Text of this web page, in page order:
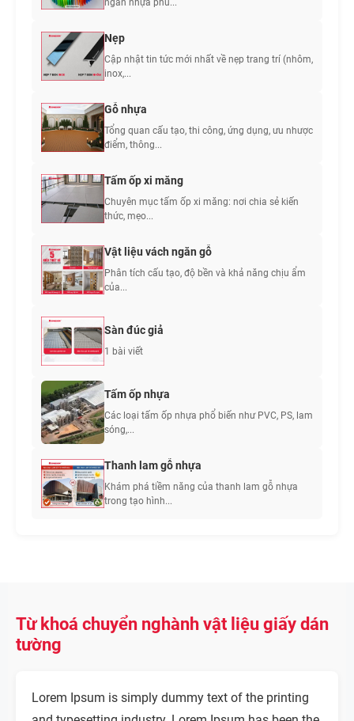
ngăn nhựa phù...
Nẹp
Cập nhật tin tức mới nhất về nẹp trang trí (nhôm,
inox,...
Gỗ nhựa
Tổng quan cấu tạo, thi công, ứng dụng, ưu nhược
điểm, thông...
Tấm ốp xi măng
Chuyên mục tấm ốp xi măng: nơi chia sẻ kiến
thức, mẹo...
Vật liệu vách ngăn gỗ
Phân tích cấu tạo, độ bền và khả năng chịu ẩm
của...
Sàn đúc giả
1 bài viết
Tấm ốp nhựa
Các loại tấm ốp nhựa phổ biến như PVC, PS, lam
sóng,...
Thanh lam gỗ nhựa
Khám phá tiềm năng của thanh lam gỗ nhựa
trong tạo hình...
Từ khoá chuyển nghành vật liệu giấy dán
tường
Lorem Ipsum is simply dummy text of the printing